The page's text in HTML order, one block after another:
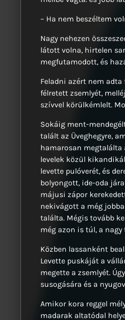
– Ha nem beszéltem
Nagy nehezen
látott volna, hirtelen
megfutamodott, és
Feladni azért nem
félretett zsemlyét,
szívvel körülkémlelt.
Sokáig ment-
talált az Üveghegyre,
hamarosan megtalálta
levelek közül
levette pulóverét, és
bolyongott, ide-oda
májusi zápor
nekivágott a még
találta. Mégis tovább
még azon is túl, a
Közben lassanként
Levette puskáját a
megette a zsemlyét.
susogására és a
Amikor kora reggel
madarak altatódal